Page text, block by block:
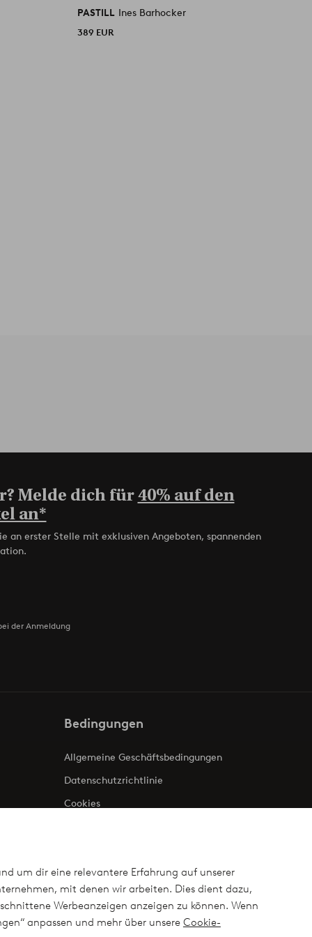
um dir eine relevantere Erfahrung auf unserer
mit denen wir arbeiten. Dies dient dazu,
Werbeanzeigen anzeigen zu können. Wenn
anpassen und mehr über unsere Cookie-
PASTILL Ines Barhocker
389 EUR
Melde dich für40% auf den
an*
an erster Stelle mit exklusiven Angeboten, spannenden
der Anmeldung
Bedingungen
Allgemeine Geschäftsbedingungen
Datenschutzrichtlinie
Cookies